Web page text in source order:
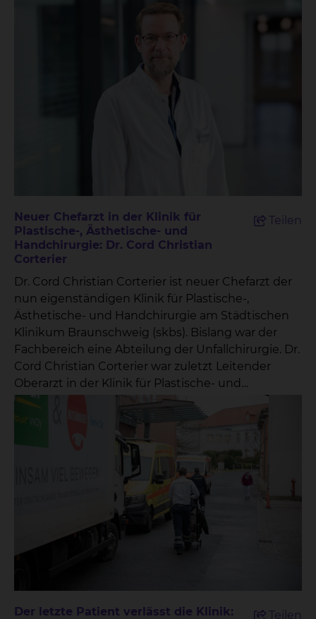
Neuer Chefarzt in der Klinik für
Plastische-, Ästhetische- und
Handchirurgie: Dr. Cord Christian
Corterier
Teilen
Dr. Cord Christian Corterier ist neuer Chefarzt der
nun eigenständigen Klinik für Plastische-,
Ästhetische- und Handchirurgie am Städtischen
Klinikum Braunschweig (skbs). Bislang war der
Fachbereich eine Abteilung der Unfallchirurgie. Dr.
Cord Christian Corterier war zuletzt Leitender
Oberarzt in der Klinik für Plastische- und
Handchirurgie/Brandverletztenzentrum der BG-
studierte an der Friedrich Schiller-Universität zu
Jena sowie an der Medizinischen Hochschule
Hannover und promovierte an der medizinischen
Fakultät der Universität Leipzig. Dr. Cord Christian
Corterier ist Facharzt für Plastische Chirurgie und
besitzt die Zusatzbezeichnung Handchirurgie.
Seine klinische Laufbahn startete der gebürtige
Hannoveraner am Klinikum Neustadt in Holstein.
Der letzte Patient verlässt die Klinik:
Teilen